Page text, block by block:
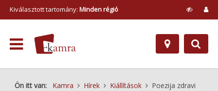
Kiválasztott tartomány: Minden régió
Ön itt van: Kamra Hírek Kiállítások
Poezija zdravi